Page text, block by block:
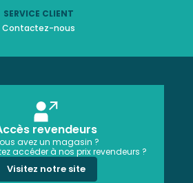
SERVICE CLIENT
Contactez-nous
revendeurs
avez un magasin ?
accéder à nos prix revendeurs ?
Visitez notre site